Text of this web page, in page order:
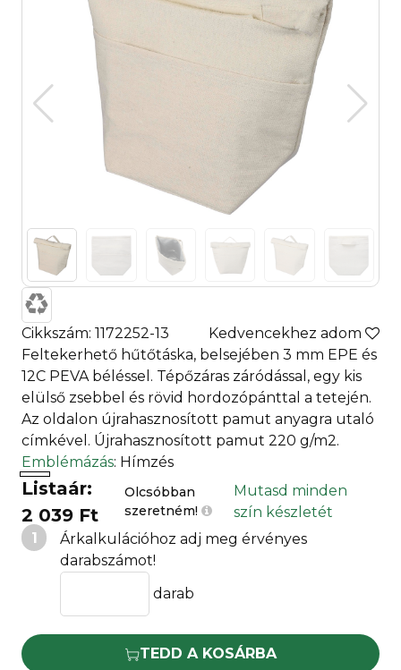
Cikkszám: 1172252-13
Kedvencekhez adom
Feltekerhető hűtőtáska, belsejében 3 mm EPE és
12C PEVA béléssel. Tépőzáras záródással, egy kis
elülső zsebbel és rövid hordozópánttal a tetején.
Az oldalon újrahasznosított pamut anyagra utaló
címkével. Újrahasznosított pamut 220 g/m2.
Emblémázás: Hímzés
Listaár:
2 039 Ft
Olcsóbban
szeretném!
Mutasd minden
szín készletét
1
Árkalkulációhoz adj meg érvényes
darabszámot!
darab
TEDD A KOSÁRBA